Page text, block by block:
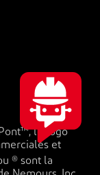
le logo
et
® sont la